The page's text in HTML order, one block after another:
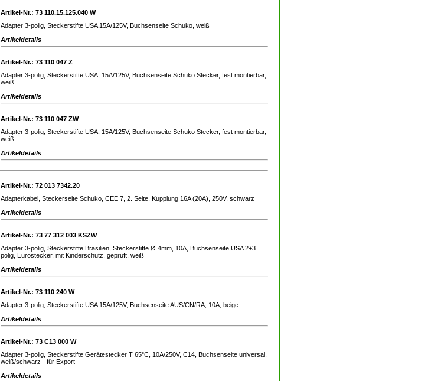
Artikel-Nr.: 73 110.15.125.040 W
Adapter 3-polig, Steckerstifte USA 15A/125V, Buchsenseite Schuko, weiß
Artikeldetails
Artikel-Nr.: 73 110 047 Z
Adapter 3-polig, Steckerstifte USA, 15A/125V, Buchsenseite Schuko Stecker, fest montierbar,
weiß
Artikeldetails
Artikel-Nr.: 73 110 047 ZW
Adapter 3-polig, Steckerstifte USA, 15A/125V, Buchsenseite Schuko Stecker, fest montierbar,
weiß
Artikeldetails
Artikel-Nr.: 72 013 7342.20
Adapterkabel, Steckerseite Schuko, CEE 7, 2. Seite, Kupplung 16A (20A), 250V, schwarz
Artikeldetails
Artikel-Nr.: 73 77 312 003 KSZW
Adapter 3-polig, Steckerstifte Brasilien, Steckerstifte Ø 4mm, 10A, Buchsenseite USA 2+3
polig, Eurostecker, mit Kinderschutz, geprüft, weiß
Artikeldetails
Artikel-Nr.: 73 110 240 W
Adapter 3-polig, Steckerstifte USA 15A/125V, Buchsenseite AUS/CN/RA, 10A, beige
Artikeldetails
Artikel-Nr.: 73 C13 000 W
Adapter 3-polig, Steckerstifte Gerätestecker T 65°C, 10A/250V, C14, Buchsenseite universal,
weiß/schwarz - für Export -
Artikeldetails